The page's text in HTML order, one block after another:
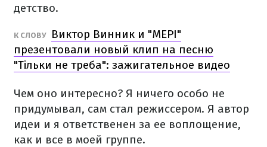
детство.
К СЛОВУ
Виктор Винник и "МЕРІ"
презентовали новый клип на песню
"Тільки не треба": зажигательное видео
Чем оно интересно? Я ничего особо не
придумывал, сам стал режиссером. Я автор
идеи и я ответственен за ее воплощение,
как и все в моей группе.